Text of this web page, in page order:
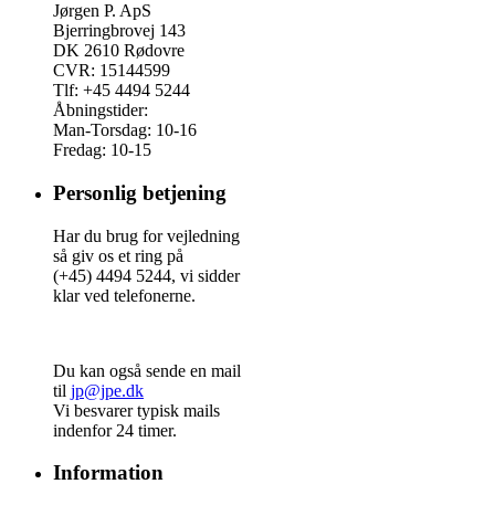
Jørgen P. ApS
Bjerringbrovej 143
DK 2610 Rødovre
CVR: 15144599
Tlf: +45 4494 5244
Åbningstider:
Man-Torsdag: 10-16
Fredag: 10-15
Personlig betjening
Har du brug for vejledning
så giv os et ring på
(+45) 4494 5244, vi sidder
klar ved telefonerne.
Du kan også sende en mail
til jp@jpe.dk
Vi besvarer typisk mails
indenfor 24 timer.
Information